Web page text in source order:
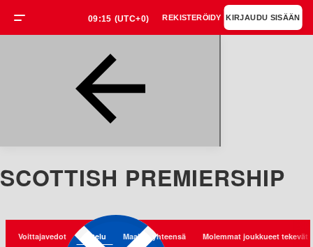
SCOTTISH PREMIERSHIP
Voittajavedot Ottelu Maaleja yhteensä Molemmat joukkueet tekevät
09:15 (UTC+0) REKISTERÖIDY KIRJAUDU SISÄÄN